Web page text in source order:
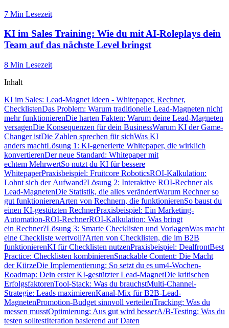
7 Min Lesezeit
KI im Sales Training: Wie du mit AI-Roleplays dein
Team auf das nächste Level bringst
8 Min Lesezeit
Inhalt
KI im Sales: Lead-Magnet Ideen - Whitepaper, Rechner,
ChecklistenDas Problem: Warum traditionelle Lead-Magneten nicht
mehr funktionierenDie harten Fakten: Warum deine Lead-Magneten
versagenDie Konsequenzen für dein BusinessWarum KI der Game-
Changer istDie Zahlen sprechen für sichWas KI
anders machtLösung 1: KI-generierte Whitepaper, die wirklich
konvertierenDer neue Standard: Whitepaper mit
echtem MehrwertSo nutzt du KI für bessere
WhitepaperPraxisbeispiel: Fruitcore RoboticsROI-Kalkulation:
Lohnt sich der Aufwand?Lösung 2: Interaktive ROI-Rechner als
Lead-MagnetenDie Statistik, die alles verändertWarum Rechner so
gut funktionierenArten von Rechnern, die funktionierenSo baust du
einen KI-gestützten RechnerPraxisbeispiel: Ein Marketing-
Automation-ROI-RechnerROI-Kalkulation: Was bringt
ein Rechner?Lösung 3: Smarte Checklisten und VorlagenWas macht
eine Checkliste wertvoll?Arten von Checklisten, die im B2B
funktionierenKI für Checklisten nutzenPraxisbeispiel: DealfrontBest
Practice: Checklisten kombinierenSnackable Content: Die Macht
der KürzeDie Implementierung: So setzt du es um4-Wochen-
Roadmap: Dein erster KI-gestützter Lead-MagnetDie kritischen
ErfolgsfaktorenTool-Stack: Was du brauchstMulti-Channel-
Strategie: Leads maximierenKanal-Mix für B2B-Lead-
MagnetenPromotion-Budget sinnvoll verteilenTracking: Was du
messen musstOptimierung: Aus gut wird besserA/B-Testing: Was du
testen solltestIteration basierend auf Daten